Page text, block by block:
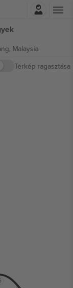
Malaysia
Térkép ragasztása